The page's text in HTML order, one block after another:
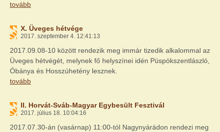
tovább
X. Üveges hétvége
2017. szeptember 4. 12:41:13
2017.09.08-10 között rendezik meg immár tizedik alkalommal az
Üveges hétvégét, melynek fő helyszínei idén Püspökszentlászló,
Óbánya és Hosszúhetény lesznek.
tovább
II. Horvát-Sváb-Magyar Egybesült Fesztivál
2017. július 18. 10:04:16
2017.07.30-án (vasárnap) 11:00-tól Nagynyárádon rendezi meg